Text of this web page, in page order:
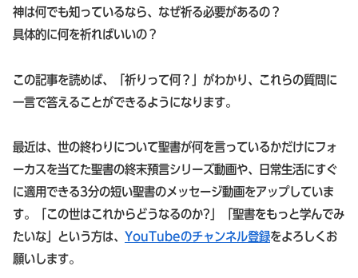
神は何でも知っているなら、なぜ祈る必要があるの？
具体的に何を祈ればいいの？
この記事を読めば、「祈りって何？」がわかり、これらの質問に
一言で答えることができるようになります。
最近は、世の終わりについて聖書が何を言っているかだけにフォ
ーカスを当てた聖書の終末預言シリーズ動画や、日常生活にすぐ
に適用できる3分の短い聖書のメッセージ動画をアップしていま
す。「この世はこれからどうなるのか?」「聖書をもっと学んでみ
たいな」という方は、 YouTubeのチャンネル登録をよろしくお
願いします。